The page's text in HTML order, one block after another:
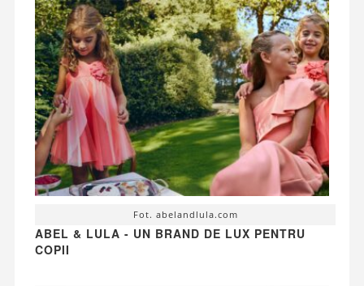
Fot. abelandlula.com
ABEL & LULA - UN BRAND DE LUX PENTRU
COPII